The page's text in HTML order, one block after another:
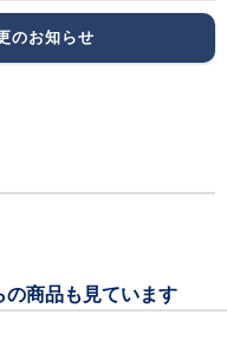
のお知らせ
の商品も見ています